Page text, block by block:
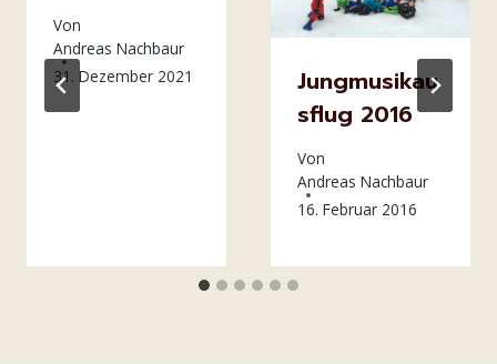
Von
Andreas Nachbaur
31. Dezember 2021
Jungmusikau
sflug 2016
Von
Andreas Nachbaur
16. Februar 2016